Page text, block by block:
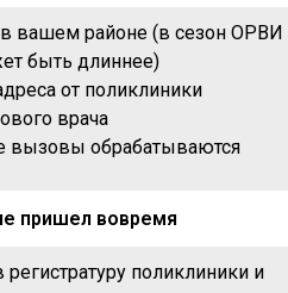
вашем районе (в сезон ОРВИ
быть длиннее)
от поликлиники
врача
вызовы обрабатываются
пришел вовремя
поликлиники и